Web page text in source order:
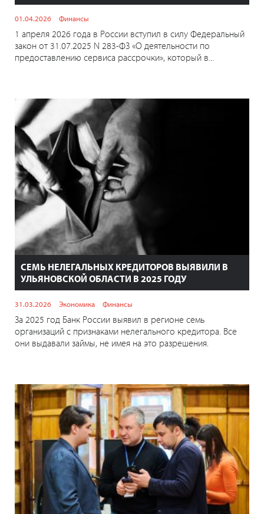
01.04.2026 Финансы
1 апреля 2026 года в России вступил в силу Федеральный
закон от 31.07.2025 N 283-ФЗ «О деятельности по
предоставлению сервиса рассрочки», который в...
СЕМЬ НЕЛЕГАЛЬНЫХ КРЕДИТОРОВ ВЫЯВИЛИ В
УЛЬЯНОВСКОЙ ОБЛАСТИ В 2025 ГОДУ
31.03.2026 Экономика Финансы
За 2025 год Банк России выявил в регионе семь
организаций с признаками нелегального кредитора. Все
они выдавали займы, не имея на это разрешения.